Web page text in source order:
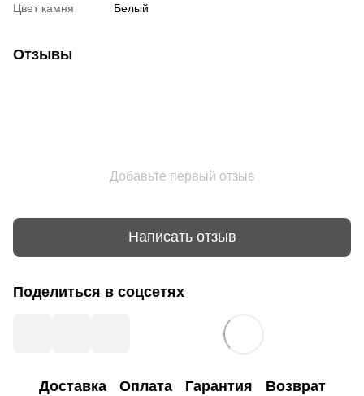
Цвет камня
Белый
Отзывы
Добавьте первый отзыв
Написать отзыв
Поделиться в соцсетях
Доставка Оплата Гарантия Возврат